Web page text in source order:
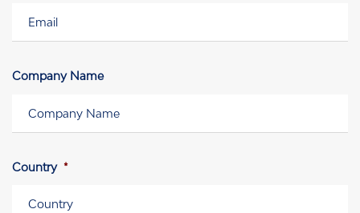
Company Name
Country *